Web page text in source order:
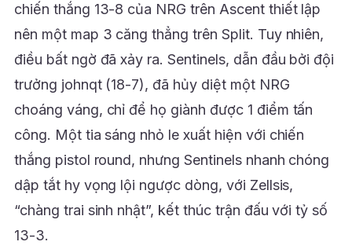
chiến thắng 13-8 của NRG trên Ascent thiết lập
nên một map 3 căng thẳng trên Split. Tuy nhiên,
điều bất ngờ đã xảy ra. Sentinels, dẫn đầu bởi đội
trưởng johnqt (18-7), đã hủy diệt một NRG
choáng váng, chỉ để họ giành được 1 điểm tấn
công. Một tia sáng nhỏ le xuất hiện với chiến
thắng pistol round, nhưng Sentinels nhanh chóng
dập tắt hy vọng lội ngược dòng, với Zellsis,
“chàng trai sinh nhật”, kết thúc trận đấu với tỷ số
13-3.